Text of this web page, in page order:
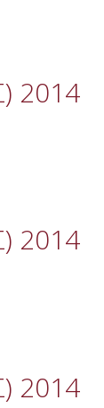
2014
2014
2014